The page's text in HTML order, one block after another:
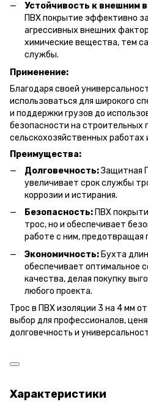
Устойчивость к внешним
ПВХ покрытие эффективно
агрессивных внешних
химические вещества, тем
службы.
Применение:
Благодаря своей
использоваться для широкого
и поддержки грузов до
безопасности на строительных
сельскохозяйственных работах
Преимущества:
Долговечность:Защитная
увеличивает срок службы
коррозии и истирания.
Безопасность: ПВХ
трос, но и обеспечивает
работе с ним, предотвращая
Экономичность: Бухта
обеспечивает оптимальное
качества, делая покупку
любого проекта.
Трос в ПВХ изоляции 3 на 4 мм
выбор для профессионалов,
долговечность и
Характеристики